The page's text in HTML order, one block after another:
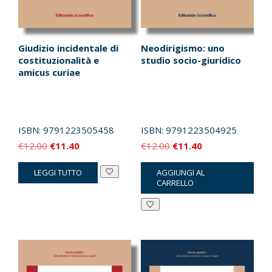
Giudizio incidentale di
costituzionalità e
amicus curiae
ISBN: 9791223505458
€12.00 Il
prezzo
originale
€11.40Il
prezzo
attuale
LEGGI TUTTO
Neodirigismo: uno
studio socio-giuridico
ISBN: 9791223504925
€12.00 Il
prezzo
originale
era:
€11.40Il
prezzo
attuale
è:
AGGIUNGI AL
CARRELLO